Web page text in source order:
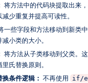
将方法中的代码块提取出来
少重复并提高可读性。
一些字段和方法移动到新类
小类的大小。
将方法从子类移动到父类。
氏替换原则。
条件逻辑： 不再使用 if/